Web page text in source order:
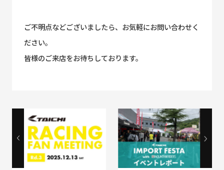
ご不明点などございましたら、お気軽にお問い合わせく
ださい。
皆様のご来店をお待ちしております。